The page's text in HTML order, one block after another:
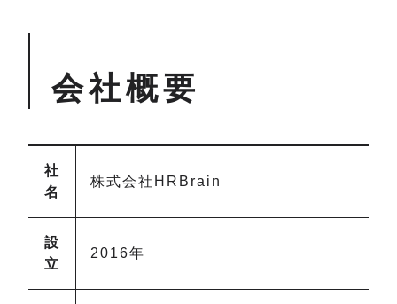
会社概要
社
名
株式会社HRBrain
設
立
2016年